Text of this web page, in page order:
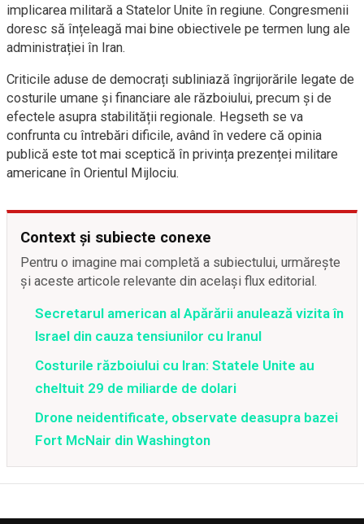
implicarea militară a Statelor Unite în regiune. Congresmenii
doresc să înțeleagă mai bine obiectivele pe termen lung ale
administrației în Iran.
Criticile aduse de democrați subliniază îngrijorările legate de
costurile umane și financiare ale războiului, precum și de
efectele asupra stabilității regionale. Hegseth se va
confrunta cu întrebări dificile, având în vedere că opinia
publică este tot mai sceptică în privința prezenței militare
americane în Orientul Mijlociu.
Context și subiecte conexe
Pentru o imagine mai completă a subiectului, urmărește
și aceste articole relevante din același flux editorial.
Secretarul american al Apărării anulează vizita în
Israel din cauza tensiunilor cu Iranul
Costurile războiului cu Iran: Statele Unite au
cheltuit 29 de miliarde de dolari
Drone neidentificate, observate deasupra bazei
Fort McNair din Washington